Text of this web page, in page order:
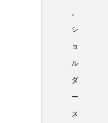
。
シ
ョ
ル
ダ
ー
ス